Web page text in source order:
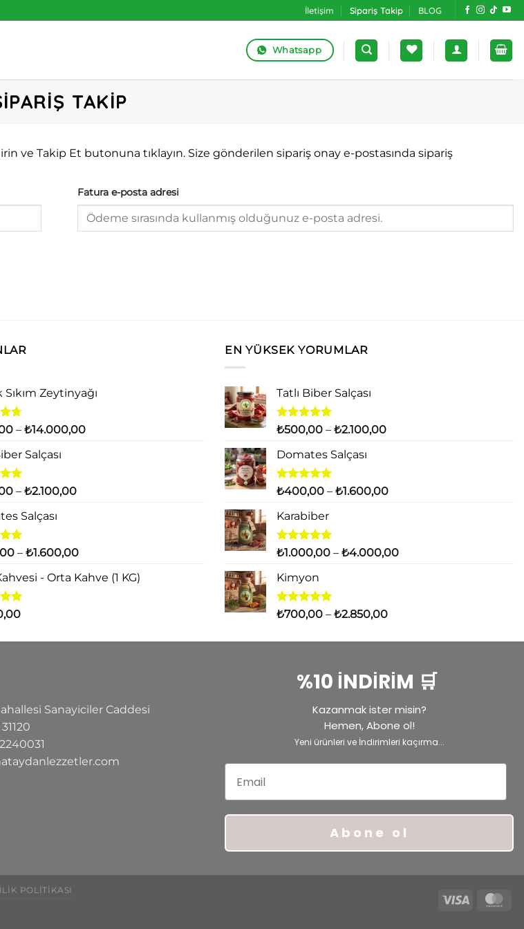
İletişim Sipariş Takip BLOG
Whatsapp
TAKIP
ve Takip Et butonuna tıklayın. Size gönderilen sipariş onay e-postasında sipariş
Fatura e-posta adresi
Sıkım Zeytinyağı
– ₺14.000,00Fiyat
Salçası
– ₺2.100,00Fiyat
₺2.100,00
Salçası
– ₺1.600,00Fiyat
₺400,00
- Orta Kahve (1 KG)
EN YÜKSEK YORUMLAR
Tatlı Biber Salçası
5 üzerinden
oy
aldı
₺500,00 – ₺2.100,00Fiyat
₺2.100,00
Domates Salçası
5 üzerinden
oy
aldı
₺400,00 – ₺1.600,00Fiyat
₺1.600,00
Karabiber
5 üzerinden
aldı
₺1.000,00 – ₺4.000,00Fiyat
Kimyon
5 üzerinden
oy
₺700,00 – ₺2.850,00Fiyat
₺700,00
₺2.850,00
Sanayiciler Caddesi
31120
%10 İNDİRİM 🛒
Kazanmak ister misin?
Hemen, Abone ol!
Yeni ürünleri ve İndirimleri kaçırma...
Abone ol
POLITIKASI